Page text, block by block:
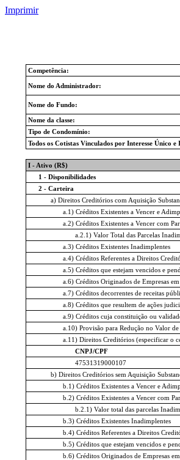
Imprimir
Competência:
Nome do Administrador:
Nome do Fundo:
Nome da classe:
Tipo de Condomínio:
Todos os Cotistas Vinculados por Interesse Único e
I - Ativo (R$)
1 - Disponibilidades
2 - Carteira
a) Direitos Creditórios com Aquisição
a.1) Créditos Existentes a Vencer e
a.2) Créditos Existentes a Vencer com
a.2.1) Valor Total das Parcelas
a.3) Créditos Existentes Inadimplentes
a.4) Créditos Referentes a Direitos
a.5) Créditos que estejam vencidos e
a.6) Créditos Originados de Empresas
a.7) Créditos decorrentes de receitas
a.8) Créditos que resultem de ações
a.9) Créditos cuja constituição ou
a.10) Provisão para Redução no Valor
a.11) Direitos Creditórios (especificar o
CNPJ/CPF
47531319000107
b) Direitos Creditórios sem Aquisição
b.1) Créditos Existentes a Vencer e
b.2) Créditos Existentes a Vencer com
b.2.1) Valor total das parcelas
b.3) Créditos Existentes Inadimplentes
b.4) Créditos Referentes a Direitos
b.5) Créditos que estejam vencidos e
b.6) Créditos Originados de Empresas